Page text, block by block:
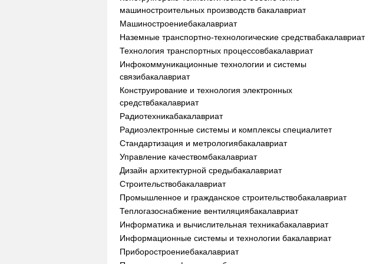
машиностроительных производствбакалавриат
Машиностроениебакалавриат
Наземные транспортно-технологические средствабакалавриат
Технология транспортных процессовбакалавриат
Инфокоммуникационные технологии и системы
связибакалавриат
Конструирование и технология электронных
средствбакалавриат
Радиотехникабакалавриат
Радиоэлектронные системы и комплексы специалитет
Стандартизация и метрологиябакалавриат
Управление качествомбакалавриат
Дизайн архитектурной средыбакалавриат
Строительствобакалавриат
Промышленное и гражданское строительствобакалавриат
Теплогазоснабжение вентиляциябакалавриат
Информатика и вычислительная техникабакалавриат
Информационные системы и технологиибакалавриат
Приборостроениебакалавриат